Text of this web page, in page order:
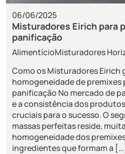
06/06/2025
Misturadores Eirich para
panificação
AlimentícioMisturadores
Como os Misturadores Eirich
homogeneidade de premixes
panificação No mercado de
e a consistência dos
cruciais para o sucesso. O
massas perfeitas reside,
homogeneidade dos
ingredientes que formam a […]